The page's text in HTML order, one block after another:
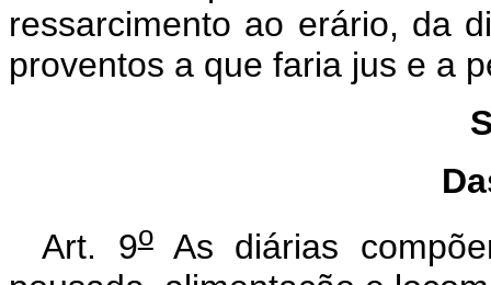
ressarcimento ao erário, da
proventos a que faria jus e a
Art. 9oAs diárias